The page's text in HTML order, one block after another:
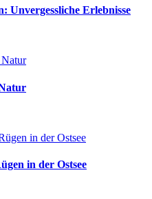
Unvergessliche Erlebnisse
in der Ostsee